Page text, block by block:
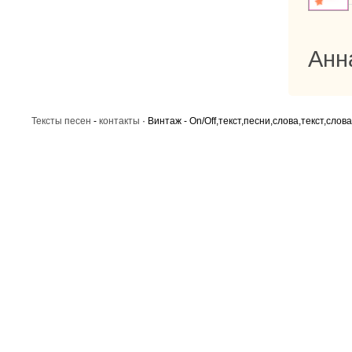
Тексты песен - контакты · Винтаж - Оn/